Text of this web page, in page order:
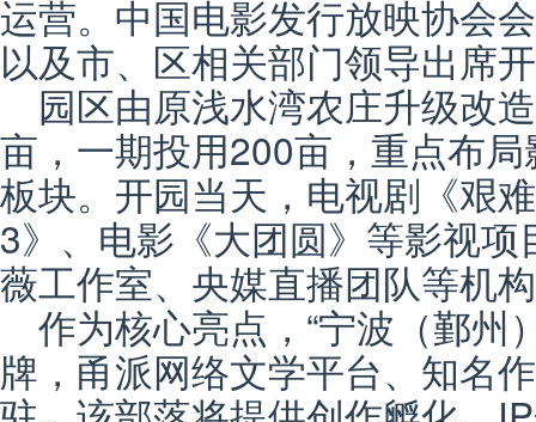
运营。中国电影发行放映协会
以及市、区相关部门领导出席
园区由原浅水湾农庄升级改
亩，一期投用200亩，重点布
板块。开园当天，电视剧《艰
3》、电影《大团圆》等影视
薇工作室、央媒直播团队等机
作为核心亮点，“宁波（鄞州
牌，甬派网络文学平台、知名